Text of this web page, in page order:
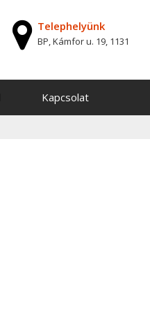
Telephelyünk
BP, Kámfor u. 19, 1131
Kapcsolat